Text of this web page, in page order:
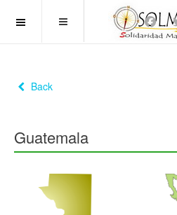
OFF CANVAS
Back
Guatemala